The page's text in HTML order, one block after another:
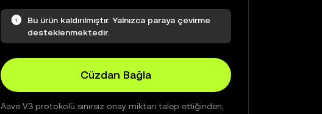
Bu ürün kaldırılmıştır. Yalnızca paraya çevirme
desteklenmektedir.
Cüzdan Bağla
Aave V3 protokolü sınırsız onay miktarı talep ettiğinden,